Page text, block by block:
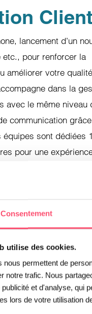
Consentement
utilise des cookies.
nous permettent de
notre trafic. Nous
et d'analyse, qui
lors de votre utilisation
Client
lancement d’un
pour renforcer la
améliorer votre
dans la
avec le même niveau
communication grâce
sont dédiées
pour une